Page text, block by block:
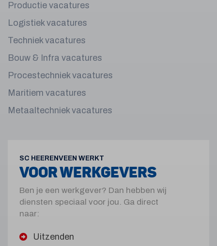
Productie vacatures
Logistiek vacatures
Techniek vacatures
Bouw & Infra vacatures
Procestechniek vacatures
Maritiem vacatures
Metaaltechniek vacatures
SC HEERENVEEN WERKT
VOOR WERKGEVERS
Ben je een werkgever? Dan hebben wij
diensten speciaal voor jou. Ga direct
naar:
Uitzenden